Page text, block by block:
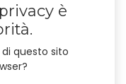
è
questo sito